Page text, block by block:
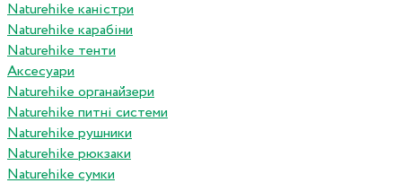
Naturehike каністри
Naturehike карабіни
Naturehike тенти
Аксесуари
Naturehike органайзери
Naturehike питні системи
Naturehike рушники
Naturehike рюкзаки
Naturehike сумки